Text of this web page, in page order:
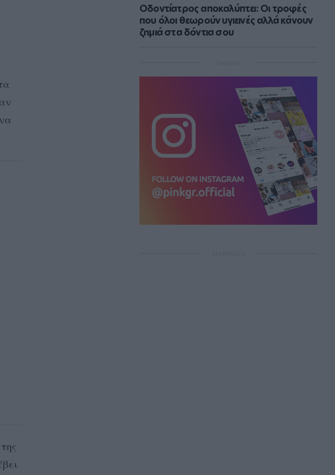
Οδοντίατρος αποκαλύπτει: Οι τροφές
που όλοι θεωρούν υγιεινές αλλά κάνουν
ζημιά στα δόντια σου